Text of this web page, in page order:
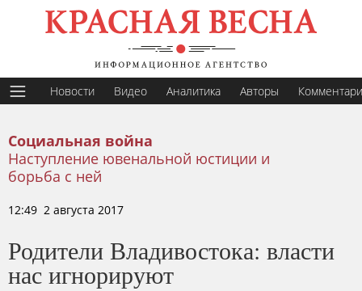
Новости Видео Аналитика Авторы
Социальная война
Наступление ювенальной юстиции и
борьба с ней
12:49 2 августа 2017
Родители Владивостока: власти
нас игнорируют